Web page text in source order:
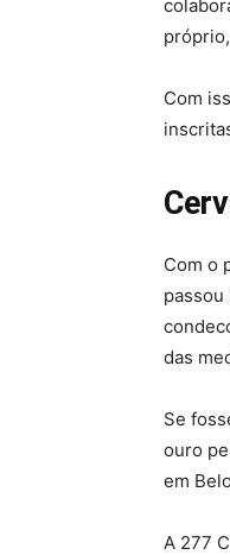
Com
Com o
passou
das
Se
ouro
em
A 277